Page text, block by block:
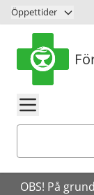
Hoppa till innehåll
Öppettider
OBS! På